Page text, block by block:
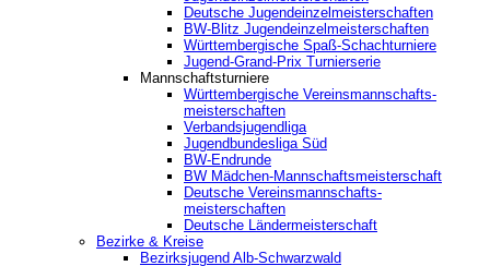
Deutsche Jugendeinzelmeisterschaften
BW-Blitz Jugendeinzelmeisterschaften
Württembergische Spaß-Schachturniere
Jugend-Grand-Prix Turnierserie
Mannschaftsturniere
Württembergische Vereinsmannschafts-
meisterschaften
Verbandsjugendliga
Jugendbundesliga Süd
BW-Endrunde
BW Mädchen-Mannschaftsmeisterschaft
Deutsche Vereinsmannschafts-
meisterschaften
Deutsche Ländermeisterschaft
Bezirke & Kreise
Bezirksjugend Alb-Schwarzwald